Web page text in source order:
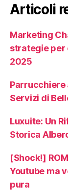
Articoli
Marketing
strategie per
2025
Parrucchiere
Servizi di
Luxuite: Un
Storica
[Shock!]
Youtube ma
pura